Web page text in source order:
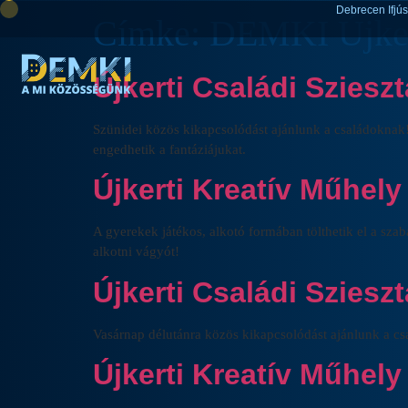
Debrecen
Címke: DEMKI
Újkerti Családi
Szünidei közös kikapcsolódást ajánlunk a
engedhetik a fantáziájukat.
Újkerti Kreatív
A gyerekek játékos, alkotó formában tölthetik el a
alkotni vágyót!
Újkerti Családi
Vasárnap délutánra közös kikapcsolódást ajánlunk a
Újkerti Kreatív